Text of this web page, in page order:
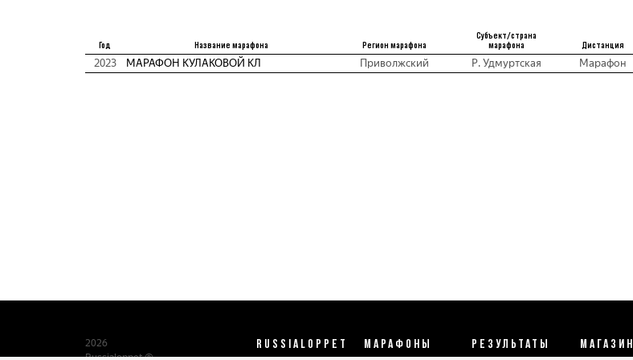
Год Название марафона Регион марафона
Субъект/страна
марафона
Дистанция
2023 МАРАФОН КУЛАКОВОЙ КЛ Приволжский Р. Удмуртская Марафон
2026
Russialoppet ®
RUSSIALOPPET МАРАФОНЫ РЕЗУЛЬТАТЫ МАГАЗИН